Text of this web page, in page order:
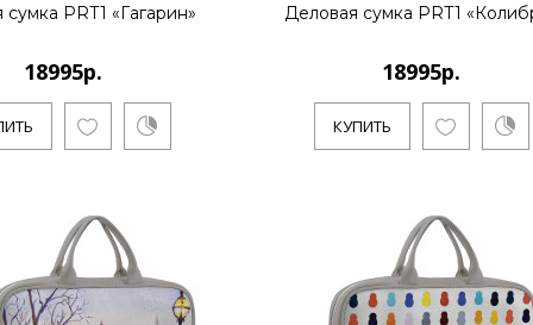
PRT1 «Гагарин»
18995р.
Деловая сумка PRT1
18995р.
КУПИТЬ